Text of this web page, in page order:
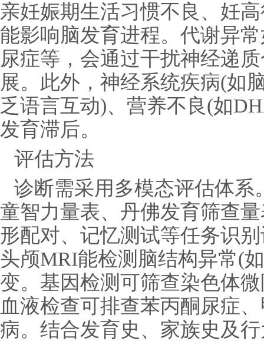
亲妊娠期生活习惯不良、妊
能影响脑发育进程。代谢异
尿症等，会通过干扰神经递
展。此外，神经系统疾病(如
乏语言互动)、营养不良(如
发育滞后。
评估方法
诊断需采用多模态评估体
童智力量表、丹佛发育筛查
形配对、记忆测试等任务识
头颅MRI能检测脑结构异常(
变。基因检测可筛查染色体
血液检查可排查苯丙酮尿症
病。结合发育史、家族史及